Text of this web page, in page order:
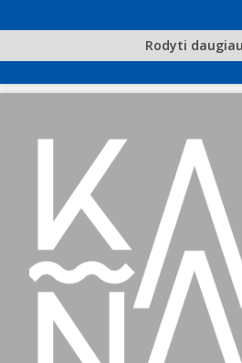
Rodyti daugiau